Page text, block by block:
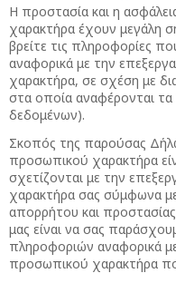
Η προστασία και η
χαρακτήρα έχουν μεγάλη
βρείτε τις πληροφορίες
αναφορικά με την
χαρακτήρα, σε σχέση με
στα οποία αναφέρονται
δεδομένων).
Σκοπός της παρούσας
προσωπικού χαρακτήρα
σχετίζονται με την
χαρακτήρα σας σύμφωνα με
απορρήτου και
μας είναι να σας
πληροφοριών αναφορικά
προσωπικού χαρακτήρα